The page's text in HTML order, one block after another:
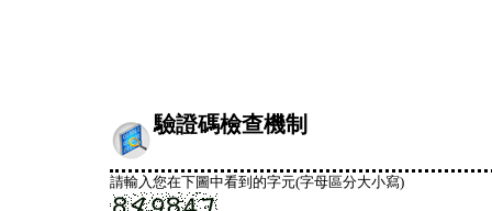
驗證碼檢查機制
請輸入您在下圖中看到的字元(字母區分大小寫)